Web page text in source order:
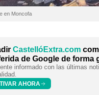
en Moncofa
CastellóExtra.com
de Google de forma
informado con las últimas
AHORA